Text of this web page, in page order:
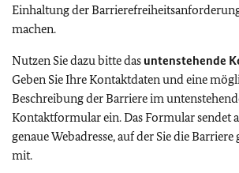
Einhaltung der
machen.
Nutzen Sie dazu bitte das untenstehende
Geben Sie Ihre Kontaktdaten und eine
Beschreibung der Barriere im
Kontaktformular ein. Das Formular sendet
genaue Webadresse, auf der Sie die
mit.